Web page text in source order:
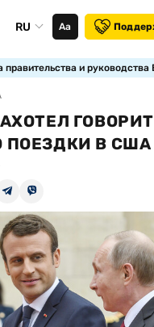
RU Аа
правительства и руководства
В США